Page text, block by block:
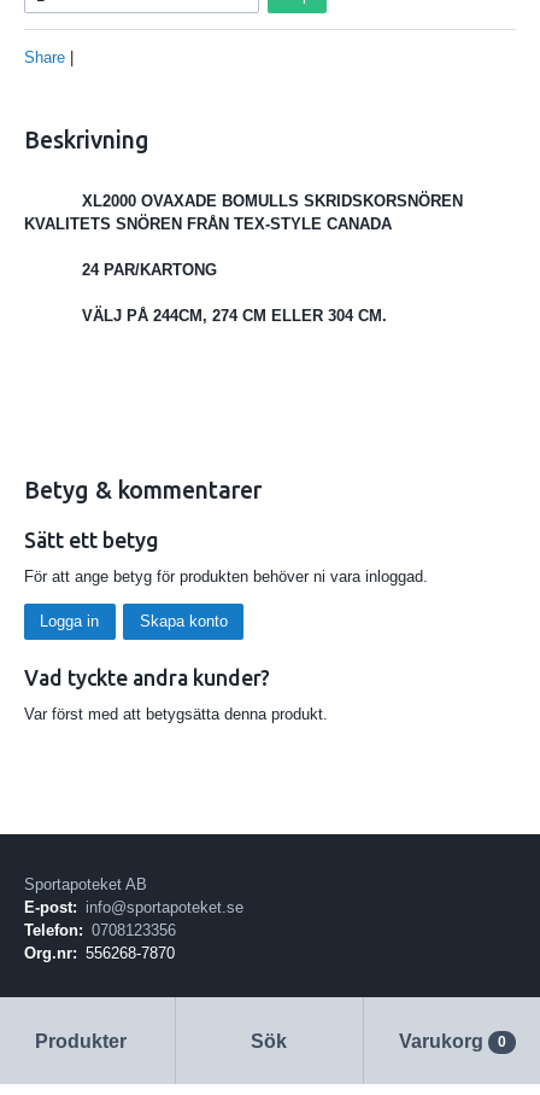
Produkter Sök Varukorg 0
Share
Beskrivning
XL2000 OVAXADE BOMULLS SKRIDSKORSNÖREN
KVALITETS SNÖREN FRÅN TEX-STYLE CANADA
24 PAR/KARTONG
VÄLJ PÅ 244CM, 274 CM ELLER 304 CM.
Betyg & kommentarer
Sätt ett betyg
För att ange betyg för produkten behöver ni vara inloggad.
Logga in Skapa konto
Vad tyckte andra kunder?
Var först med att betygsätta denna produkt.
Sportapoteket AB
E-post: info@sportapoteket.se
Telefon: 0708123356
Org.nr: 556268-7870